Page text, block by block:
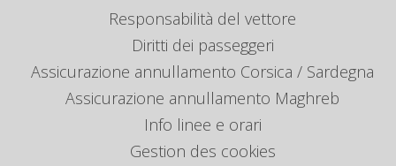
Responsabilità del vettore
Diritti dei passeggeri
Assicurazione annullamento Corsica / Sardegna
Assicurazione annullamento Maghreb
Info linee e orari
Gestion des cookies